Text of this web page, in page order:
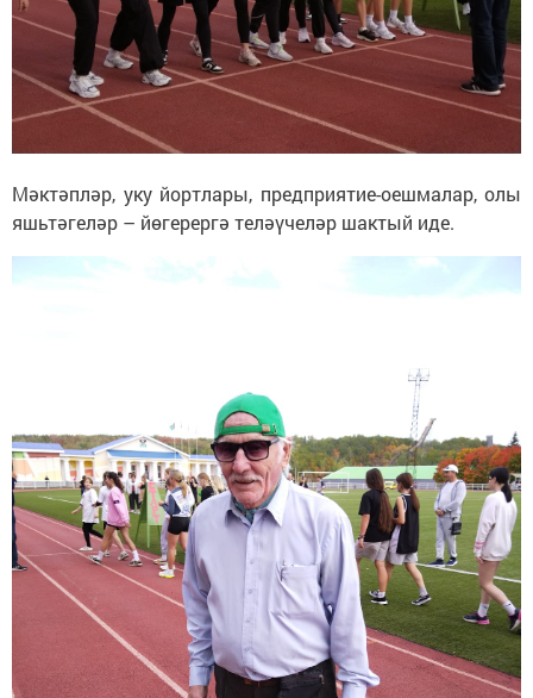
Мәктәпләр, уку йортлары, предприятие-оешмалар, олы
яшьтәгеләр – йөгерергә теләүчеләр шактый иде.